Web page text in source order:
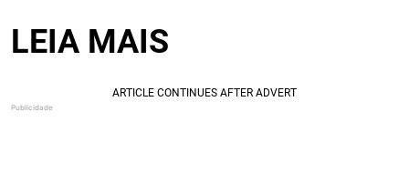
LEIA MAIS